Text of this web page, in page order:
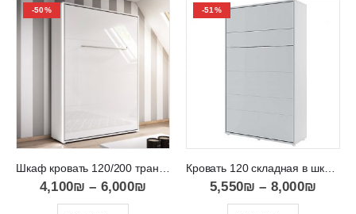
-50%
4,100₪ – 6,000₪
-51%
Кровать 120 складная в шкаф к стене вертикально BED CONCEPT 120
5,550₪ – 8,000₪